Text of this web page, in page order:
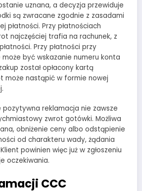
uznana, a decyzja przewiduje
są zwracane zgodnie z zasadami
płatności. Przy płatnościach
najczęściej trafia na rachunek, z
Przy płatności przy
być wskazanie numeru konta
został opłacony kartą
może nastąpić w formie nowej
reklamacja nie zawsze
zwrot gotówki. Możliwa
obniżenie ceny albo odstąpienie
od charakteru wady, żądania
powinien więc już w zgłoszeniu
oczekiwania.
CCC